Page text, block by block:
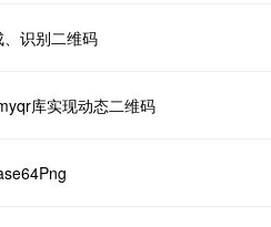
识别二维码
库实现动态二维码